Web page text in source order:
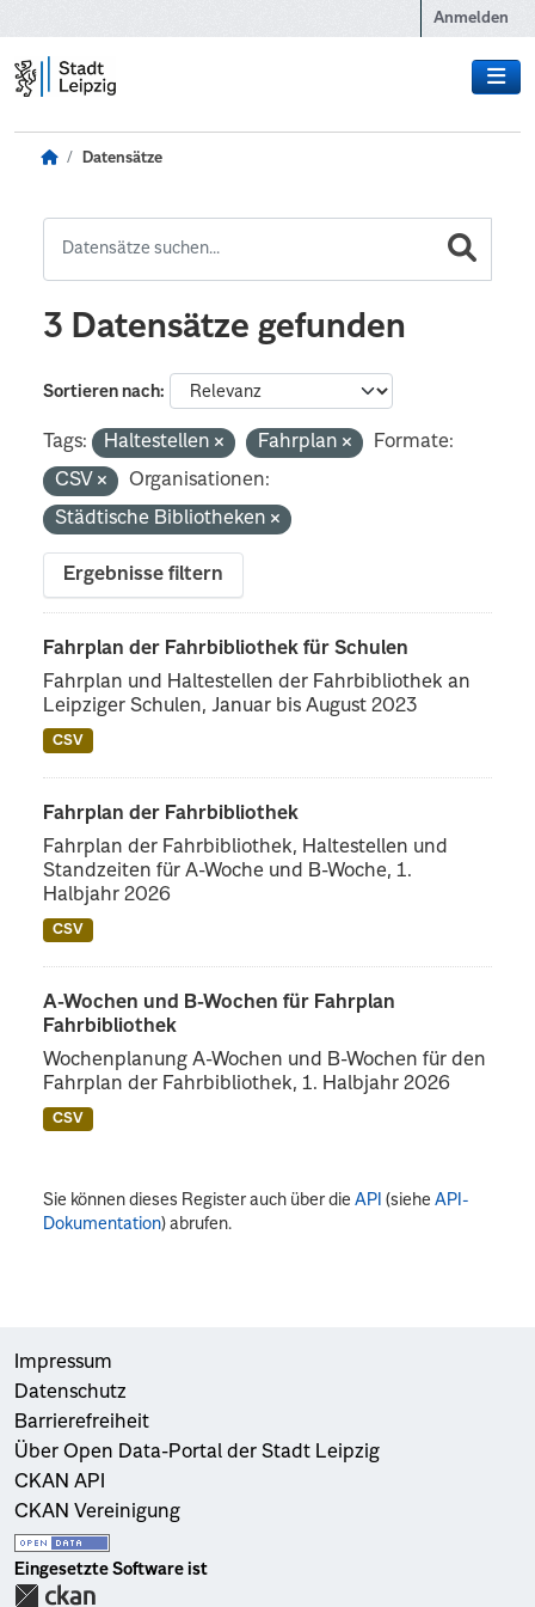
Anmelden
Datensätze
3 Datensätze gefunden
Sortieren nach
Tags: Haltestellen Fahrplan
Formate:
CSV
Organisationen:
Städtische Bibliotheken
Ergebnisse filtern
Fahrplan der Fahrbibliothek für Schulen
Fahrplan und Haltestellen der Fahrbibliothek an
Leipziger Schulen, Januar bis August 2023
CSV
Fahrplan der Fahrbibliothek
Fahrplan der Fahrbibliothek, Haltestellen und
Standzeiten für A-Woche und B-Woche, 1.
Halbjahr 2026
CSV
A-Wochen und B-Wochen für Fahrplan
Fahrbibliothek
Wochenplanung A-Wochen und B-Wochen für den
Fahrplan der Fahrbibliothek, 1. Halbjahr 2026
CSV
Sie können dieses Register auch über dieAPI (sieheAPI-
Dokumentation) abrufen.
Impressum
Datenschutz
Barrierefreiheit
Über Open Data-Portal der Stadt Leipzig
CKAN API
CKAN Vereinigung
Eingesetzte Software ist